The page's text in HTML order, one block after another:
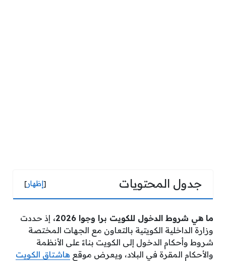
جدول المحتويات [إظهار]
ما هي شروط الدخول للكويت برا وجوا 2026،
إذ حددت
وزارة الداخلية الكويتية بالتعاون مع الجهات المختصة
شروط وأحكام الدخول إلى الكويت بناءً على الأنظمة
والأحكام المقرة في البلاد، ويعرض موقع هاشتاق الكويت